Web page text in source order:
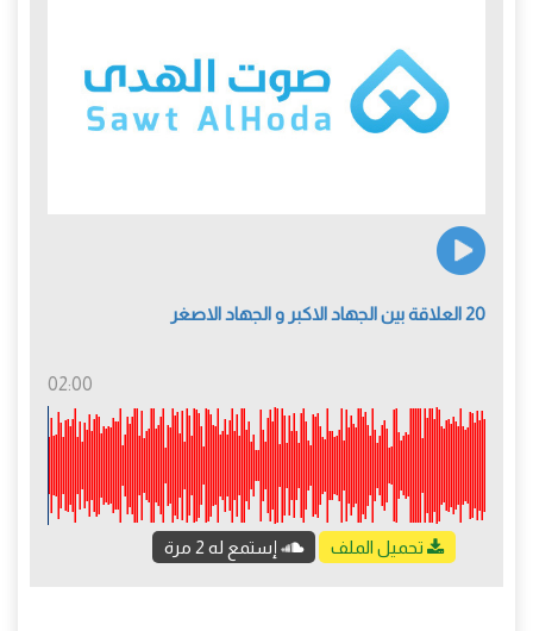
20 العلاقة بين الجهاد الاكبر و الجهاد الاصغر
02:00
تحميل الملف إستمع له 2 مرة